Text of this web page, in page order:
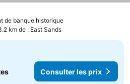
de banque historiqueConsulter les prix
km de : East Sands
Consulter les prix